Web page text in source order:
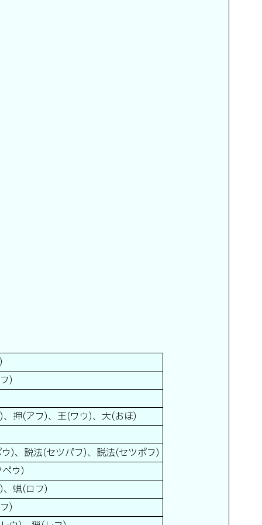
)
押(アフ)、王(ワウ)、大(おほ)
)、説法(セツパフ)、説法(セツポフ)
ウ)
蝋(ロフ)
)